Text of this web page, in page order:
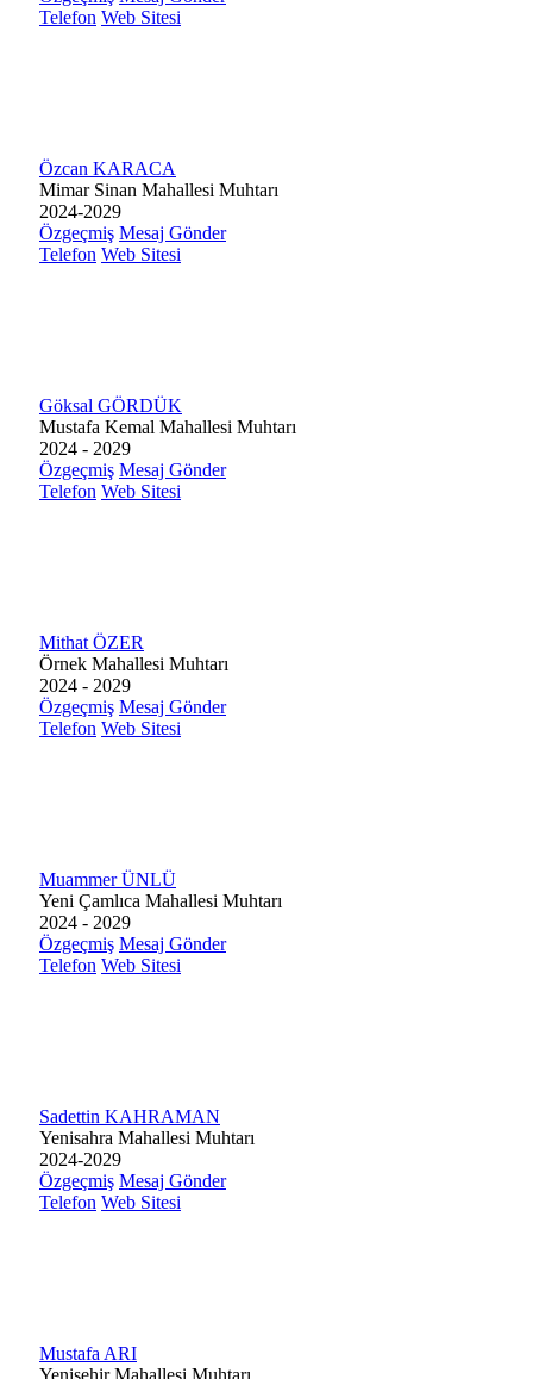
Telefon Web Sitesi
Özcan KARACA
Mimar Sinan Mahallesi Muhtarı
2024-2029
Özgeçmiş Mesaj Gönder
Telefon Web Sitesi
Göksal GÖRDÜK
Mustafa Kemal Mahallesi Muhtarı
2024 - 2029
Özgeçmiş Mesaj Gönder
Telefon Web Sitesi
Mithat ÖZER
Örnek Mahallesi Muhtarı
2024 - 2029
Özgeçmiş Mesaj Gönder
Telefon Web Sitesi
Muammer ÜNLÜ
Yeni Çamlıca Mahallesi Muhtarı
2024 - 2029
Özgeçmiş Mesaj Gönder
Telefon Web Sitesi
Sadettin KAHRAMAN
Yenisahra Mahallesi Muhtarı
2024-2029
Özgeçmiş Mesaj Gönder
Telefon Web Sitesi
Mustafa ARI
Yenişehir Mahallesi Muhtarı